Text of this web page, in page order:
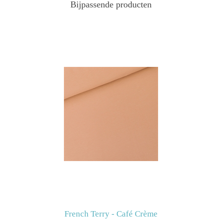
Bijpassende producten
French Terry - Café Crème